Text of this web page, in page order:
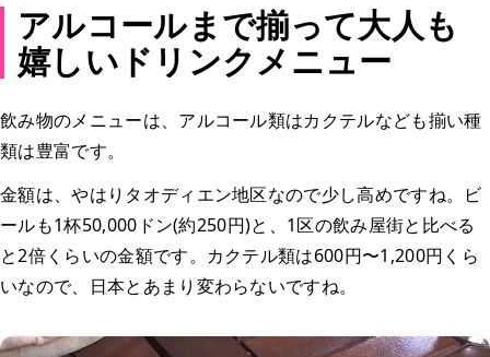
アルコールまで揃って大人も
嬉しいドリンクメニュー
飲み物のメニューは、アルコール類はカクテルなども揃い種
類は豊富です。
金額は、やはりタオディエン地区なので少し高めですね。ビ
ールも1杯50,000ドン(約250円)と、1区の飲み屋街と比べる
と2倍くらいの金額です。カクテル類は600円〜1,200円くら
いなので、日本とあまり変わらないですね。